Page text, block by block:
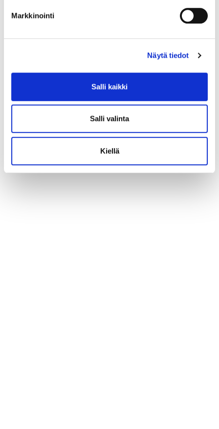
Markkinointi
Näytä tiedot
Salli kaikki
Salli valinta
Kiellä